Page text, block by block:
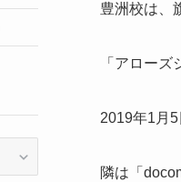
豊洲校は、
「アロー
2019年1月5
隣は「